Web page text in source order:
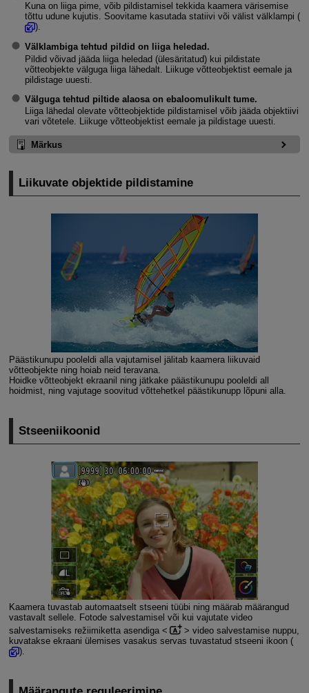
Kuna on liiga pime, võib pildistamisel tekkida kaamera värisemise
tõttu udune kujutis. Soovitame kasutada statiivi või välist välklampi (
).
Välklambiga tehtud pildid on liiga heledad.
Pildid võivad jääda liiga heledad (ülesäritatud) kui pildistate
võtteobjekte välguga liiga lähedalt. Liikuge võtteobjektist eemale ja
pildistage uuesti.
Välguga tehtud piltide alaosa on ebaloomulikult tume.
Liiga lähedal olevate võtteobjektide pildistamisel võib jääda objektiivi
vari võtetele. Liikuge võtteobjektist eemale ja pildistage uuesti.
Märkus
Liikuvate objektide pildistamine
Päästikunupu pooleldi alla vajutamisel jälitab kaamera liikuvaid
võtteobjekte ning hoiab neid teravana.
Hoidke võtteobjekt ekraanil ning jätkake päästikunupu pooleldi all
hoidmist, ning vajutage soovitud võttehetkel päästikunupp lõpuni alla.
Stseeniikoonid
Kaamera tuvastab automaatselt stseeni tüübi ning määrab määrangud
vastavalt sellele. Fotode salvestamisel või kui vajutate video
salvestamiseks režiimiketta asendiga
video salvestamise nuppu,
kuvatakse ekraani ülemises vasakus servas tuvastatud stseeni ikoon (
).